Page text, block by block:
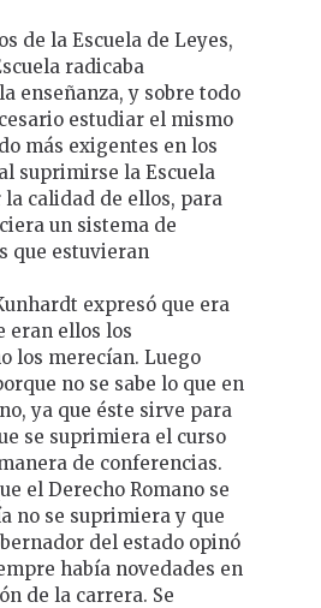
de la Escuela de Leyes,
radicaba
enseñanza, y sobre todo
estudiar el mismo
más exigentes en los
suprimirse la Escuela
calidad de ellos, para
un sistema de
que estuvieran
expresó que era
eran ellos los
los merecían. Luego
no se sabe lo que en
ya que éste sirve para
se suprimiera el curso
de conferencias.
el Derecho Romano se
no se suprimiera y que
del estado opinó
había novedades en
de la carrera. Se